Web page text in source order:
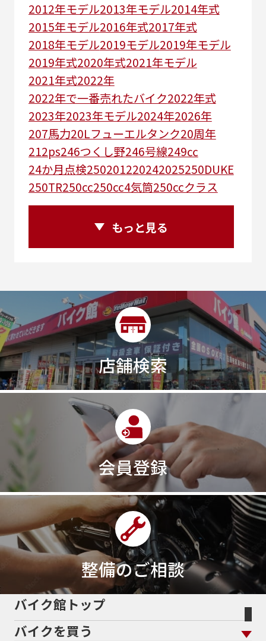
2012年モデル2013年モデル2014年式
2015年モデル2016年式2017年式
2018年モデル2019モデル2019年モデル
2019年式2020年式2021年モデル
2021年式2022年
2022年で一番売れたバイク2022年式
2023年2023年モデル2024年2026年
207馬力20Lフューエルタンク20周年
212ps246つくし野246号線249㏄
24か月点検250201220242025250DUKE
250TR250cc250cc4気筒250ccクラス
250ccスーパースポーツ250アメリカン
250ｃｃアドベンチャー250ｃｃツアラー
2年保証付き2月29日まで2本2気筒
2気筒エンジン2級ボイラー技士2輪
300㎞/ｈ30th
30th Anniversary
30th記念モデル30万以下30周年
30周年記念モデル313cc320台限定
320ｃｃ350cc35ps390390ADVENTURE
390DUKE390アドベンチャー
3気筒エンジン
3気筒クロスプレーン3点パニア
3輪スポーツバイク400400X ABS400cc
400ccアメリカン400アメリカン
400ｃｃスポーツ400ｃｃモタード
43馬力464848ps4D94V 4ストローク
4ミニ4月4気筒5/31 5000円 500cc
50cc
50cc新車50cc限定50th Anniversary
50thAnniversary50th記念モデル50周年
50周年記念モデル5600シリーズ
5インチカラーTFT液晶5バルブ5月600cc
60Thモデル 60th
61馬力636cc
もっと見る
店舗検索
会員登録
整備のご相談
バイク館トップ
バイクを買う